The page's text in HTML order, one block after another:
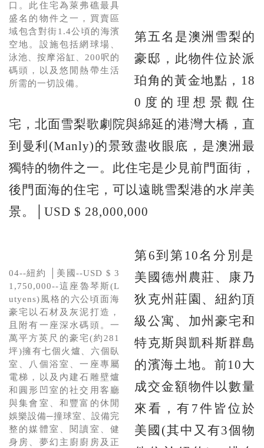
口。此住宅為萊弗礁最具
盛名的物件之一，買賣區
域包含對街1.4公頃的海濱
空地。設施包括網球場、
泳池、按摩浴缸、200呎的
碼頭，以及悠閒熱帶生活
所需的一切設備。
第五名是澳洲雪梨的
豪邸，此物件位於派
珀角的黃金地點，18
0度的理想景觀住
宅，北面雪梨歌劇院與綿延的港灣大橋，直
到曼利(Manly)的景致盡收眼底，是澳洲最
獨特的物件之一。此住宅是少見前門面街，
後門面海的住宅，可以遠眺雪梨港的水岸美
景。│USD $ 28,000,000
04--紐約 │美國--USD $ 3
1,750,000--這座魯琴斯(L
utyens)風格的六公頃面海
豪宅以石材及灰泥打造，
且附有一座深水碼頭。一
萬平方英尺的豪宅(約281
坪)擁有七個火爐、六個臥
室、八個浴室、一座專屬
電梯，以及內建石雕壁爐
和圓形凹室的社交用客廳
與集會室、和豐富的休閒
娛樂設備─撞球室、設備完
整的媒體室、閱讀室、健
身房、夢幻主廚廚房及正
第6到第10名分別是
美國德州農莊、康乃
狄克州莊園、紐約頂
級公寓、加州豪宅和
特克斯與凱科斯群島
的濱海土地。前10大
成交金額物件以數量
來看，有7件皆位於
美國(其中又有3個物